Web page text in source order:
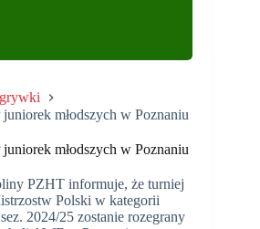
młodszych w Poznaniu
młodszych w Poznaniu
PZHT informuje, że turniej
Polski w kategorii
2024/25 zostanie rozegrany